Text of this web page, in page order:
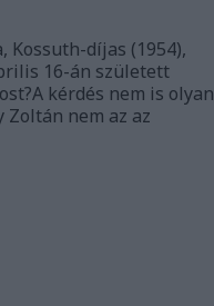
Kossuth-díjas (1954),
16-án született
kérdés nem is olyan
nem az az